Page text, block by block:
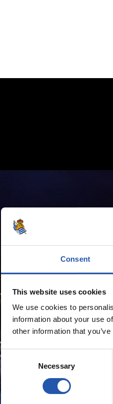
Consent
This website uses cookies
We use cookies to
information about your use
other information that
Consent
Selection
Necessary